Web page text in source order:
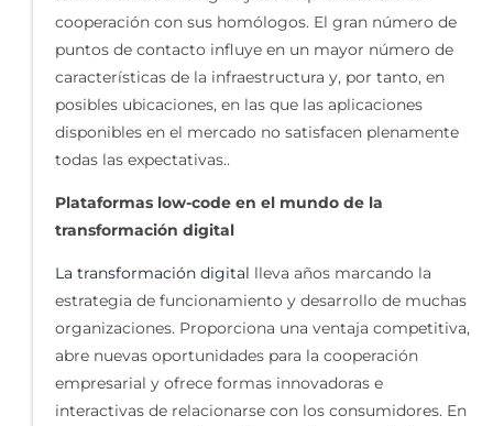
cooperación con sus homólogos. El gran número de
puntos de contacto influye en un mayor número de
características de la infraestructura y, por tanto, en
posibles ubicaciones, en las que las aplicaciones
disponibles en el mercado no satisfacen plenamente
todas las expectativas..
Plataformas low-code en el mundo de la
transformación digital
La transformación digital lleva años marcando la
estrategia de funcionamiento y desarrollo de muchas
organizaciones. Proporciona una ventaja competitiva,
abre nuevas oportunidades para la cooperación
empresarial y ofrece formas innovadoras e
interactivas de relacionarse con los consumidores. En